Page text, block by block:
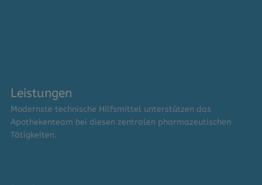
Leistungen
Modernste technische Hilfsmittel unterstützen das
Apothekenteam bei diesen zentralen pharmazeutischen
Tätigkeiten.